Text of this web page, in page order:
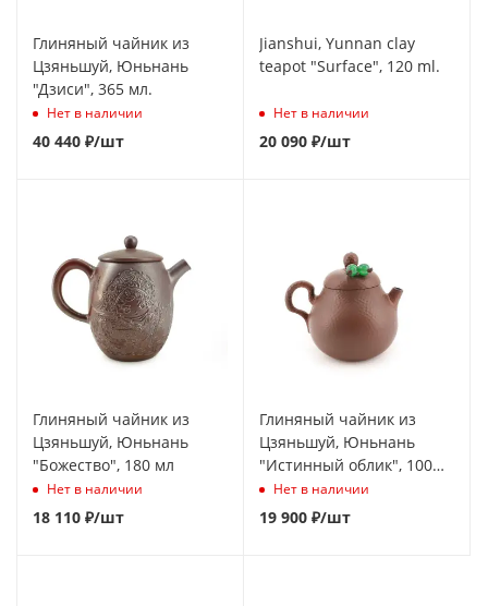
Глиняный чайник из
Цзяньшуй, Юньнань
"Дзиси", 365 мл.
Нет в наличии
40 440 ₽/шт
Jianshui, Yunnan clay
teapot "Surface", 120 ml.
Нет в наличии
20 090 ₽/шт
Глиняный чайник из
Цзяньшуй, Юньнань
"Божество", 180 мл
Нет в наличии
18 110 ₽/шт
Глиняный чайник из
Цзяньшуй, Юньнань
"Истинный облик", 100
млНет в наличии
19 900 ₽/шт